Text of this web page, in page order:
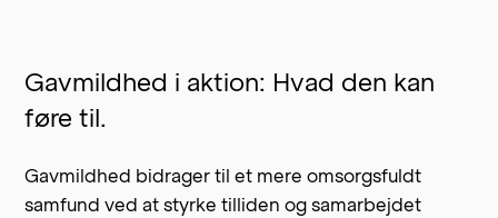
Gavmildhed i aktion: Hvad den kan
føre til.
Gavmildhed bidrager til et mere omsorgsfuldt
samfund ved at styrke tilliden og samarbejdet